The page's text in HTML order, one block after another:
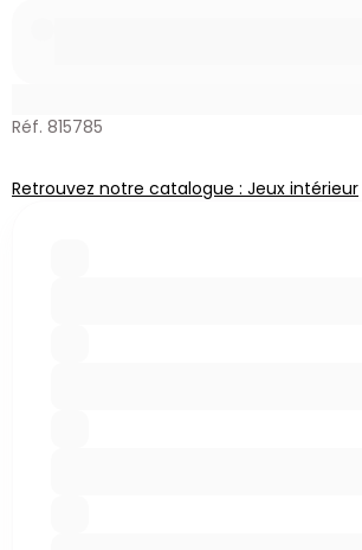
Réf. 815785
Retrouvez notre catalogue : Jeux intérieur